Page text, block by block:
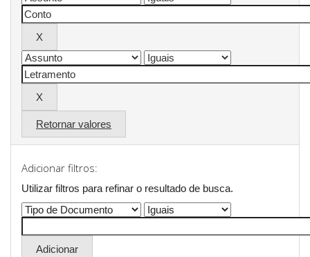
Retornar valores
Adicionar filtros:
Utilizar filtros para refinar o resultado de busca.